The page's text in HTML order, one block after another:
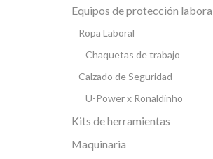
Equipos de protección
Ropa Laboral
Chaquetas de trabajo
Calzado de Seguridad
U-Power x Ronaldinho
Kits de herramientas
Maquinaria